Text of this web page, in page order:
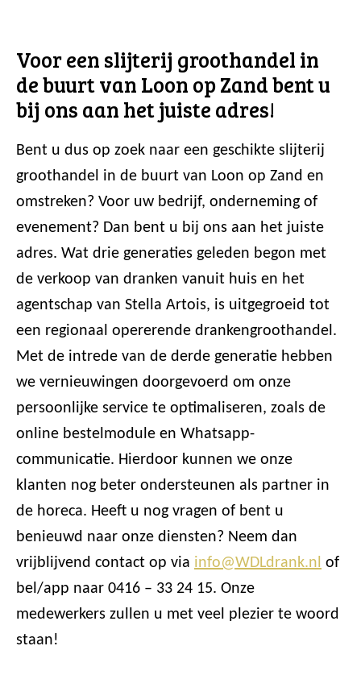
Voor een slijterij groothandel in
de buurt van Loon op Zand bent u
bij ons aan het juiste adres!
Bent u dus op zoek naar een geschikte slijterij
groothandel in de buurt van Loon op Zand en
omstreken? Voor uw bedrijf, onderneming of
evenement? Dan bent u bij ons aan het juiste
adres. Wat drie generaties geleden begon met
de verkoop van dranken vanuit huis en het
agentschap van Stella Artois, is uitgegroeid tot
een regionaal opererende drankengroothandel.
Met de intrede van de derde generatie hebben
we vernieuwingen doorgevoerd om onze
persoonlijke service te optimaliseren, zoals de
online bestelmodule en Whatsapp-
communicatie. Hierdoor kunnen we onze
klanten nog beter ondersteunen als partner in
de horeca. Heeft u nog vragen of bent u
benieuwd naar onze diensten? Neem dan
vrijblijvend contact op via info@WDLdrank.nl of
bel/app naar 0416 – 33 24 15. Onze
medewerkers zullen u met veel plezier te woord
staan!